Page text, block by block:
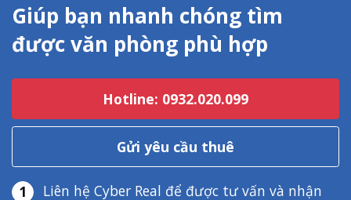
Giúp bạn nhanh chóng tìm
được văn phòng phù hợp
Hotline: 0932.020.099
Gửi yêu cầu thuê
1
Liên hệ Cyber Real để được tư vấn và nhận